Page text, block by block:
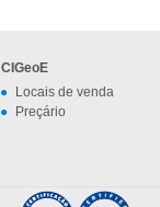
CIGeoE
Locais de venda
Preçário